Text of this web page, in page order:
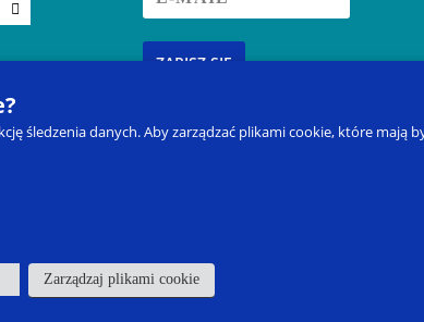
ZAPISZ SIĘ
Prywatności I Warunki Korzystania
śledzenia danych. Aby zarządzać plikami cookie, które
Zarządzaj plikami cookie